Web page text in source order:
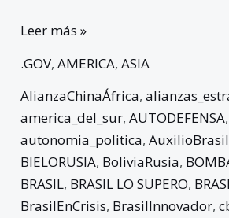
Leer más »
.GOV,AMERICA,ASIA
AlianzaChinaÁfrica,
america_del_sur,AUTODEFENSA,
autonomia_politica,AuxilioBrasil
BIELORUSIA, BoliviaRusia,
BRASIL, BRASIL LO SUPERO,
BrasilEnCrisis, BrasilInnovador,